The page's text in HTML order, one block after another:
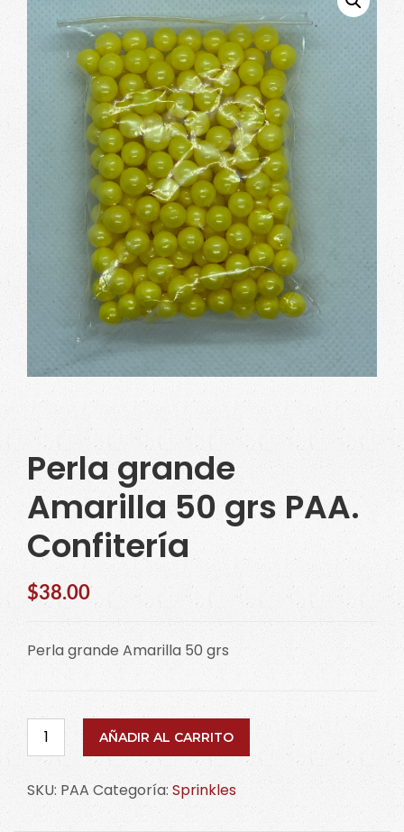
Perla grande
Amarilla 50 grs PAA.
Confitería
$38.00
Perla grande Amarilla 50 grs
Perla
grande
50
AÑADIR AL CARRITO
SKU: PAA Categoría:Sprinkles